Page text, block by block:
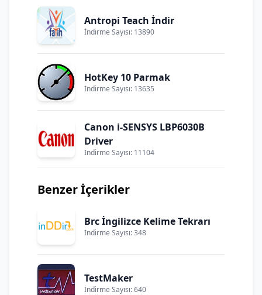
Antropi Teach İndir
İndirme Sayısı: 13890
HotKey 10 Parmak
İndirme Sayısı: 13635
Canon i-SENSYS LBP6030B
Driver
İndirme Sayısı: 11104
Benzer İçerikler
Brc İngilizce Kelime Tekrarı
İndirme Sayısı: 348
TestMaker
İndirme Sayısı: 640